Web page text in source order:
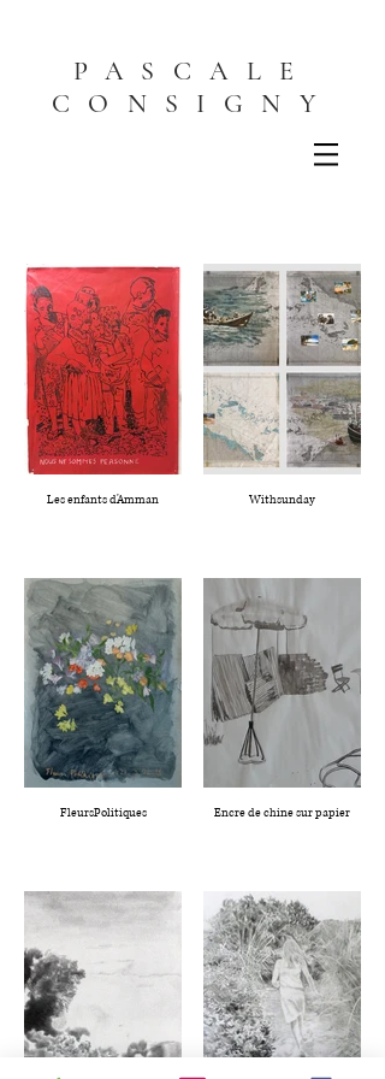
PASCALE
CONSIGNY
Les enfants d'Amman Withsunday
FleursPolitiques Encre de chine sur papier